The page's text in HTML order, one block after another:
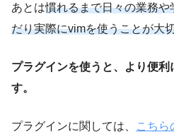
あとは慣れるまで日々の業務
だり実際にvimを使うことが大
プラグインを使うと、より便
す。
プラグインに関しては、 こちら